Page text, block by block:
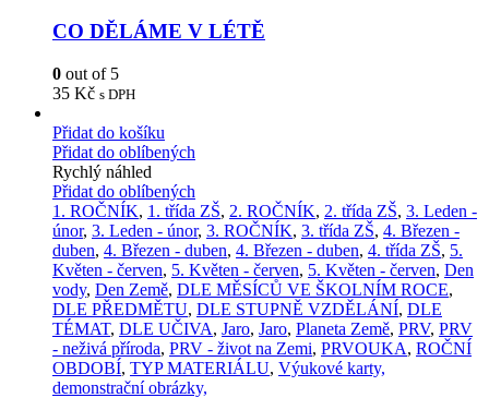
CO DĚLÁME V LÉTĚ
0 out of 5
35 Kč s DPH
Přidat do košíku
Přidat do oblíbených
Rychlý náhled
Přidat do oblíbených
1. ROČNÍK, 1. třída ZŠ, 2. ROČNÍK, 2. třída ZŠ, 3. Leden -
únor, 3. Leden - únor, 3. ROČNÍK, 3. třída ZŠ, 4. Březen -
duben, 4. Březen - duben, 4. Březen - duben, 4. třída ZŠ, 5.
Květen - červen, 5. Květen - červen, 5. Květen - červen, Den
vody, Den Země, DLE MĚSÍCŮ VE ŠKOLNÍM ROCE,
DLE PŘEDMĚTU, DLE STUPNĚ VZDĚLÁNÍ, DLE
TÉMAT, DLE UČIVA, Jaro, Jaro, Planeta Země, PRV, PRV
- neživá příroda, PRV - život na Zemi, PRVOUKA, ROČNÍ
OBDOBÍ, TYP MATERIÁLU, Výukové karty,
demonstrační obrázky,